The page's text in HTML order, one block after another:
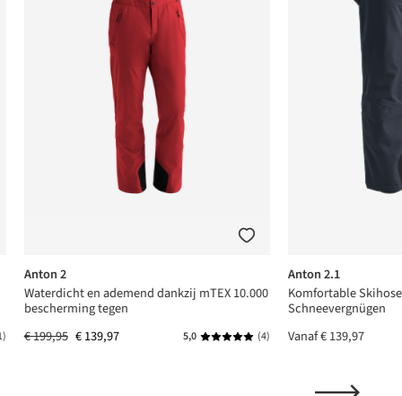
waardering van 5 van 5 sterren
Anton 2
Waterdicht en ademend dankzij mTEX 10.000
bescherming tegen
€ 199,95 € 139,97 5,0 Gemiddelde waardering van 5
(4)
Anton 2.1
Komfortable
Schneevergnügen
Vanaf€ 139,97